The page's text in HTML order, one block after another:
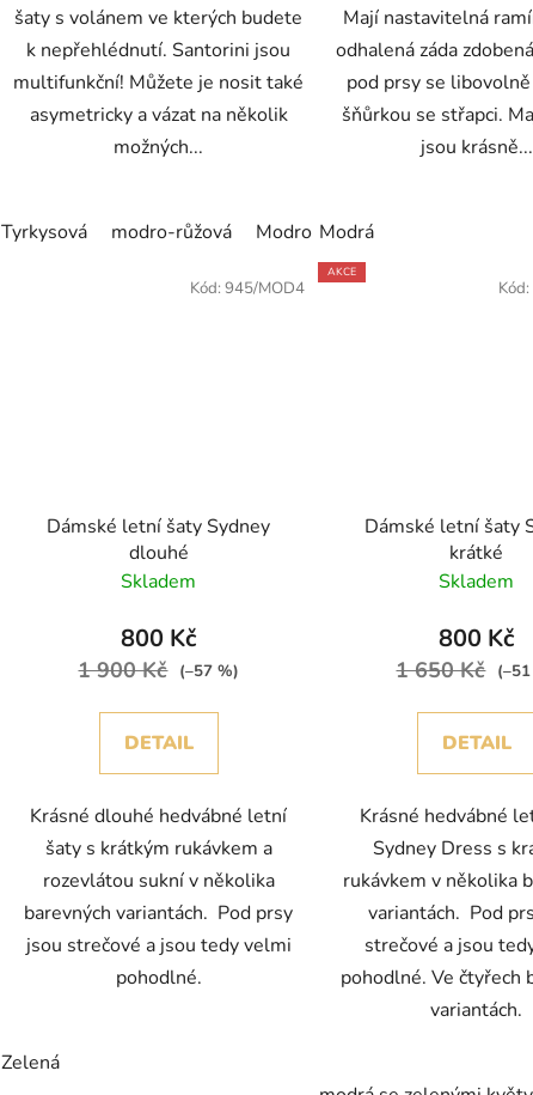
šaty s volánem ve kterých budete
k nepřehlédnutí. Santorini jsou
multifunkční! Můžete je nosit také
asymetricky a vázat na několik
možných...
Tyrkysová modro-růžová Modro žlutá
Mají nastavitelná
odhalená záda
pod prsy se
šňůrkou se střapci.
jsou krásně...
Modrá
Dámské letní šaty Sydney
dlouhé
Skladem
800 Kč
1 900 Kč (–57 %)
DETAIL
Krásné dlouhé hedvábné letní
šaty s krátkým rukávkem a
rozevlátou sukní v několika
barevných variantách. Pod prsy
jsou strečové a jsou tedy velmi
pohodlné.
Zelená
Kód: 945/MOD4
AKCE
Dámské letní šaty
krátké
Skladem
800 Kč
1 650 Kč
DETAIL
Krásné hedvábné
Sydney Dress s
rukávkem v několika
variantách. Pod
strečové a jsou
pohodlné. Ve čtyřech
variantách.
Kód: